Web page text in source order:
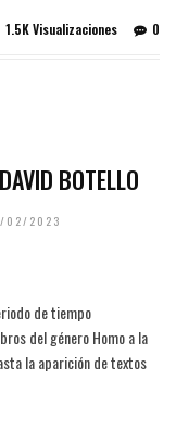
0
1.5K Visualizaciones
BOTELLO
02/2023
de tiempo
del género Homo a la
la aparición de textos